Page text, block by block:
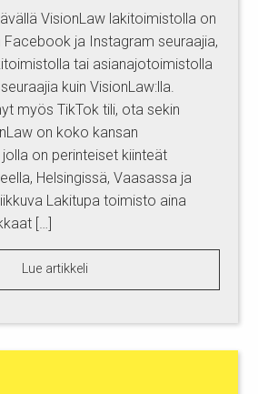
VisionLaw lakitoimistolla on
Facebook ja Instagram seuraajia,
tai asianajotoimistolla
kuin VisionLaw:lla.
myös TikTok tili, ota sekin
on koko kansan
on perinteiset kiinteät
Helsingissä, Vaasassa ja
Lakitupa toimisto aina
[…]
Lue artikkeli